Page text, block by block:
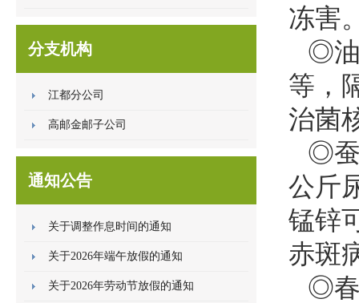
分支机构
江都分公司
高邮金邮子公司
通知公告
关于调整作息时间的通知
关于2026年端午放假的通知
关于2026年劳动节放假的通知
冻害
◎油
等，
治菌
◎蚕
公斤
锰锌
赤斑
◎春